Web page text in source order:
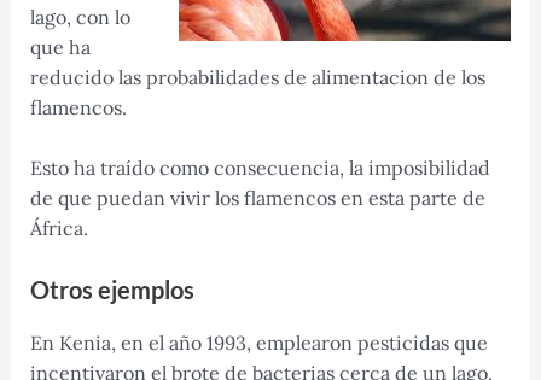
lago, con lo
que ha
reducido las probabilidades de alimentacion de los
flamencos.
Esto ha traído como consecuencia, la imposibilidad
de que puedan vivir los flamencos en esta parte de
África.
Otros ejemplos
En Kenia, en el año 1993, emplearon pesticidas que
incentivaron el brote de bacterias cerca de un lago.